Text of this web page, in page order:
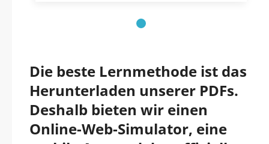
Die beste Lernmethode ist das
Herunterladen unserer PDFs.
Deshalb bieten wir einen
Online-Web-Simulator, eine